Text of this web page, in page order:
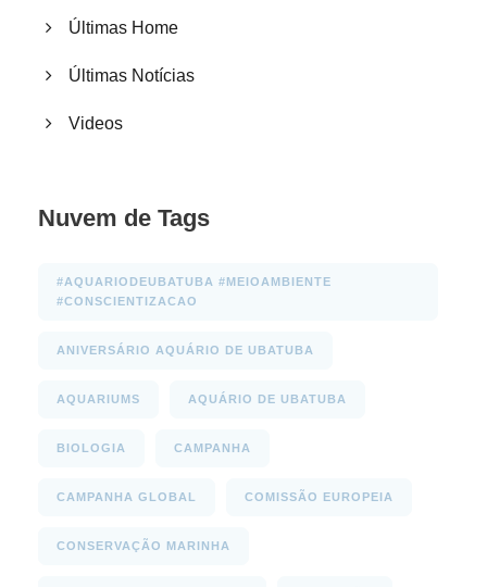
Últimas Home
Últimas Notícias
Videos
Nuvem de Tags
#AQUARIODEUBATUBA #MEIOAMBIENTE
#CONSCIENTIZACAO
ANIVERSÁRIO AQUÁRIO DE UBATUBA
AQUARIUMS AQUÁRIO DE UBATUBA
BIOLOGIA CAMPANHA
CAMPANHA GLOBAL COMISSÃO EUROPEIA
CONSERVAÇÃO MARINHA